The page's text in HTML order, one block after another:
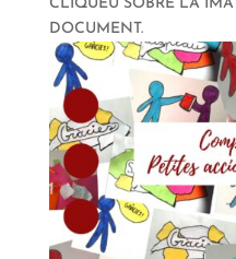
CLIQUEU SOBRE LA
DOCUMENT.